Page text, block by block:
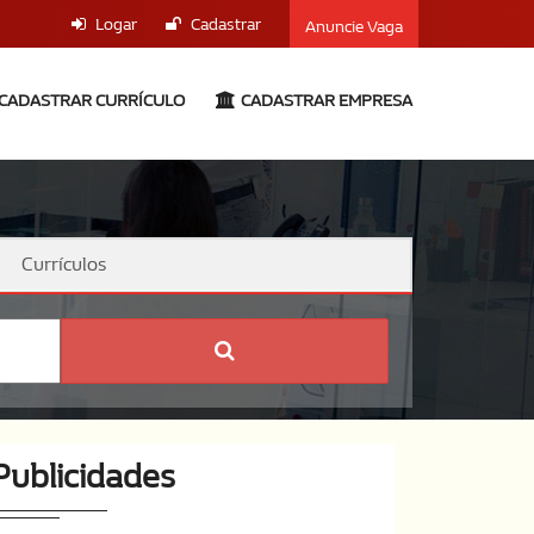
Logar Cadastrar Anuncie Vaga
CURRÍCULO CADASTRAR EMPRESA
Currículos